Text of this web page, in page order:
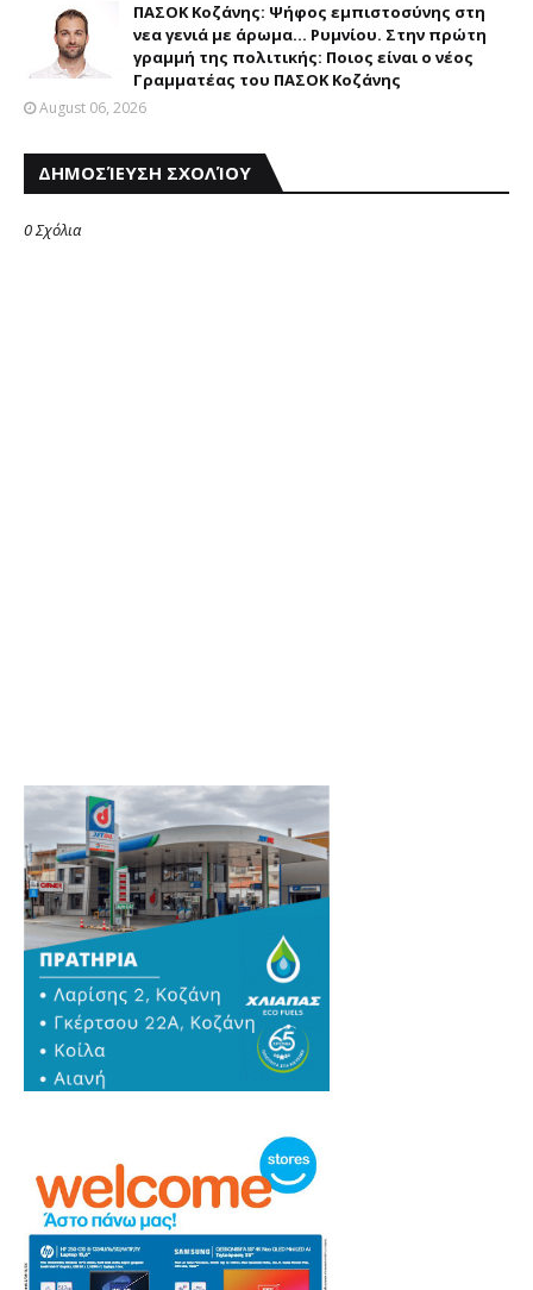
ΠΑΣΟΚ Κοζάνης: Ψήφος εμπιστοσύνης στη
νεα γενιά με άρωμα... Ρυμνίου. Στην πρώτη
γραμμή της πολιτικής: Ποιος είναι ο νέος
Γραμματέας του ΠΑΣΟΚ Κοζάνης
August 06, 2026
ΔΗΜΟΣΊΕΥΣΗ ΣΧΟΛΊΟΥ
0 Σχόλια